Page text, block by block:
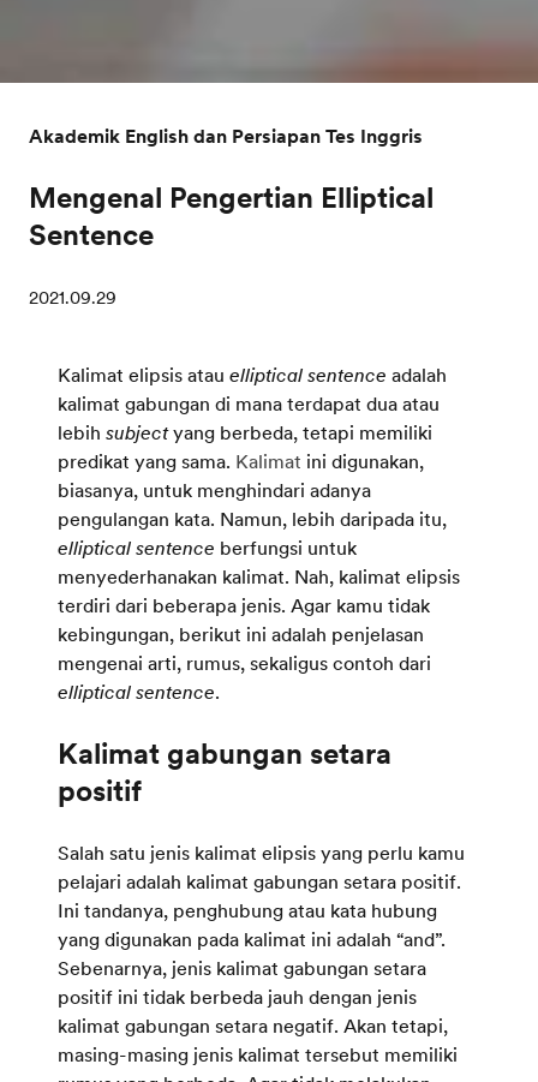
Akademik English dan Persiapan Tes Inggris
Mengenal Pengertian Elliptical
Sentence
2021.09.29
Kalimat elipsis atau elliptical sentence adalah
kalimat gabungan di mana terdapat dua atau
lebih subjectyang berbeda, tetapi memiliki
predikat yang sama. Kalimat ini digunakan,
biasanya, untuk menghindari adanya
pengulangan kata. Namun, lebih daripada itu,
elliptical sentence berfungsi untuk
menyederhanakan kalimat. Nah, kalimat elipsis
terdiri dari beberapa jenis. Agar kamu tidak
kebingungan, berikut ini adalah penjelasan
mengenai arti, rumus, sekaligus contoh dari
elliptical sentence.
Kalimat gabungan setara
Salah satu jenis kalimat elipsis yang perlu kamu
pelajari adalah kalimat gabungan setara positif.
Ini tandanya, penghubung atau kata hubung
yang digunakan pada kalimat ini adalah “and”.
Sebenarnya, jenis kalimat gabungan setara
positif ini tidak berbeda jauh dengan jenis
kalimat gabungan setara negatif. Akan tetapi,
masing-masing jenis kalimat tersebut memiliki